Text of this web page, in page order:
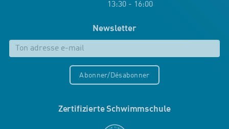
13:30 - 16:00
Newsletter
Abonner/Désabonner
Zertifizierte Schwimmschule